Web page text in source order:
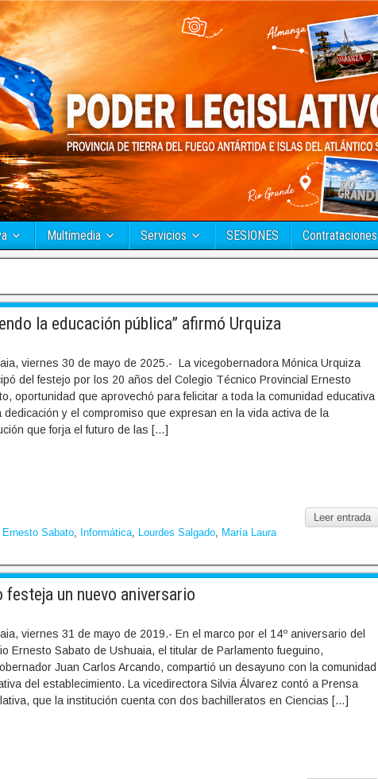
Multimedia Servicios SESIONES Contrataciones
la educación pública” afirmó Urquiza
viernes 30 de mayo de 2025.- La vicegobernadora Mónica Urquiza
del festejo por los 20 años del Colegio Técnico Provincial Ernesto
oportunidad que aprovechó para felicitar a toda la comunidad educativa
dedicación y el compromiso que expresan en la vida activa de la
que forja el futuro de las […]
Leer entrada
Ernesto Sabato, Informática, Lourdes Salgado, María Laura
festeja un nuevo aniversario
viernes 31 de mayo de 2019.- En el marco por el 14º aniversario del
Ernesto Sabato de Ushuaia, el titular de Parlamento fueguino,
Juan Carlos Arcando, compartió un desayuno con la comunidad
del establecimiento. La vicedirectora Silvia Álvarez contó a Prensa
que la institución cuenta con dos bachilleratos en Ciencias […]